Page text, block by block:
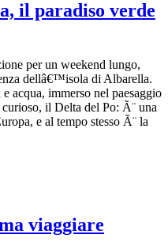
il paradiso verde
per un weekend lungo,
dellâ€™isola di Albarella.
acqua, immerso nel paesaggio
il Delta del Po: Ã¨ una
e al tempo stesso Ã¨ la
viaggiare